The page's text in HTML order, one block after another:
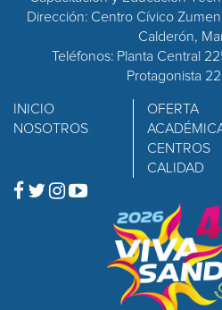
Dirección: Centro Cívico
Calderón,
Teléfonos: Planta Central
Protagonista
INICIO
NOSOTROS
OFERTA
CENTROS
CALIDAD